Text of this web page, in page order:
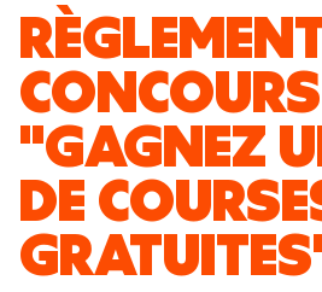
CONCOURS
"GAGNEZ
DE